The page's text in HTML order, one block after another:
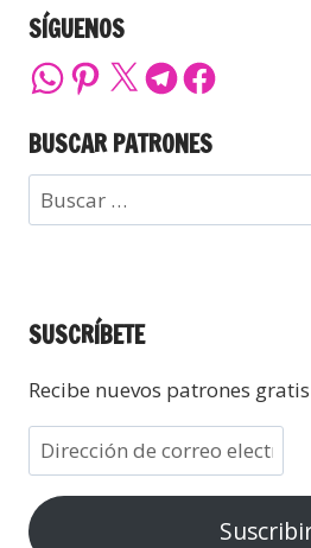
SÍGUENOS
BUSCAR PATRONES
SUSCRÍBETE
Recibe nuevos patrones